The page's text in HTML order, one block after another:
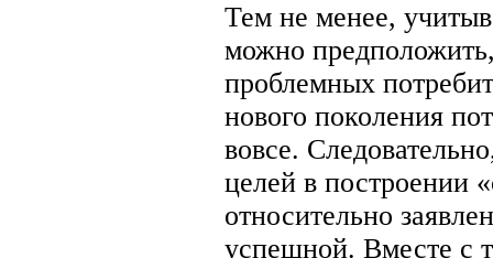
Тем не менее,
можно
проблемных
нового поколения
вовсе.
целей в построении
относительно
успешной. Вместе с